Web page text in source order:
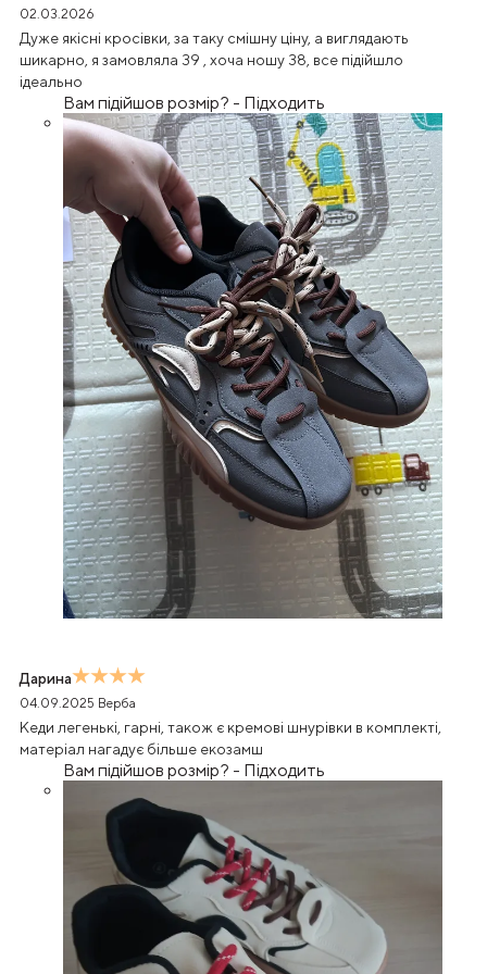
02.03.2026
Дуже якісні кросівки, за таку смішну ціну, а виглядають
шикарно, я замовляла 39 , хоча ношу 38, все підійшло
ідеально
Вам підійшов розмір? - Підходить
Дарина
04.09.2025 Верба
Кеди легенькі, гарні, також є кремові шнурівки в комплекті,
матеріал нагадує більше екозамш
Вам підійшов розмір? - Підходить